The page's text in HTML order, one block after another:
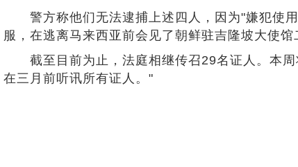
警方称他们无法逮捕上述四人，因为"嫌犯使用
服，在逃离马来西亚前会见了朝鲜驻吉隆坡大使
截至目前为止，法庭相继传召29名证人。本周
在三月前听讯所有证人。"